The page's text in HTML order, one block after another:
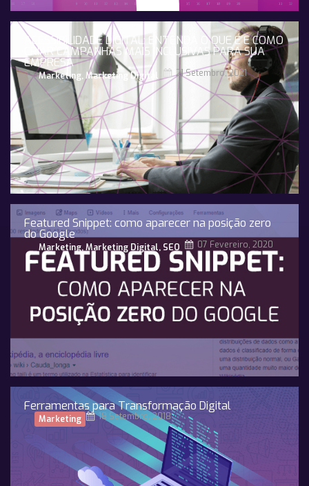
ACESSIBILIDADE DIGITAL: ENTENDA O QUE É E COMO
CRIAR CAMPANHAS MAIS INCLUSIVAS PARA SUA
EMPRESA
Marketing, Marketing Digital 21 Setembro, 2021
Featured Snippet: como aparecer na posição zero
do Google
Marketing,Marketing Digital, SEO 07 Fevereiro, 2020
Ferramentas para Transformação Digital
Marketing 18 Setembro, 2018